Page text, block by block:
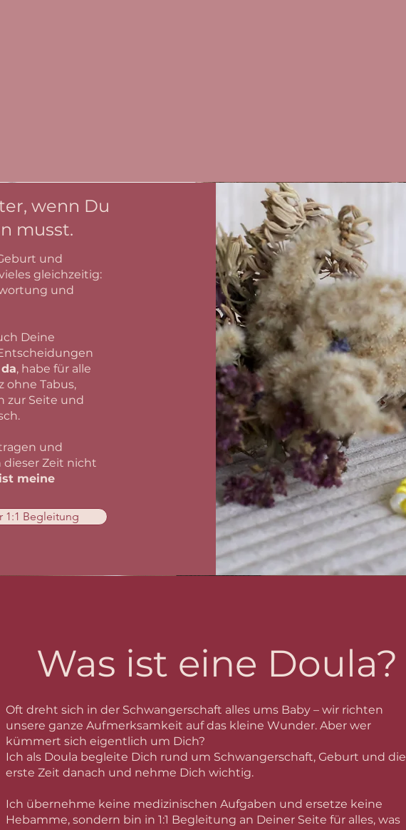
wenn Du
musst.
und
gleichzeitig:
und
Deine
, habe für alle
ohne Tabus,
zur Seite und
und
Zeit nicht
meine
1:1 Begleitung
Was ist eine Doula?
Oft dreht sich in der Schwangerschaft alles ums Baby – wir richten
unsere ganze Aufmerksamkeit auf das kleine Wunder. Aber wer
kümmert sich eigentlich um Dich?
Ich als Doula begleite Dich rund um Schwangerschaft, Geburt und die
erste Zeit danach und nehme Dich wichtig.
Ich übernehme keine medizinischen Aufgaben und ersetze keine
Hebamme, sondern bin in 1:1 Begleitung an Deiner Seite für alles, was